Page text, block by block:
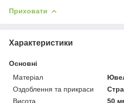
Приховати
Характеристики
Основні
Матеріал
Оздоблення та прикраси
Висота
50